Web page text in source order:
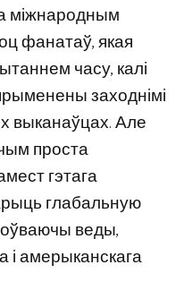
міжнародным
фанатаў, якая
часу, калі
заходнімі
выканаўцах. Але
чым проста
гэтага
глабальную
веды,
і амерыканскага